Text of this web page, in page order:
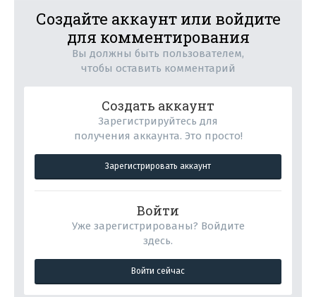
Создайте аккаунт или войдите
для комментирования
Вы должны быть пользователем,
чтобы оставить комментарий
Создать аккаунт
Зарегистрируйтесь для
получения аккаунта. Это просто!
Зарегистрировать аккаунт
Войти
Уже зарегистрированы? Войдите
здесь.
Войти сейчас